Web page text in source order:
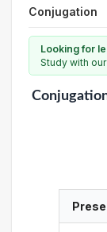
Conjugation
Looking for
Study with